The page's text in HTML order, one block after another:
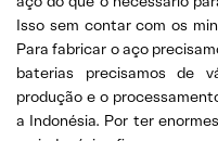
Isso sem contar com os
Para fabricar o aço
baterias precisamos de
produção e o
a Indonésia. Por ter